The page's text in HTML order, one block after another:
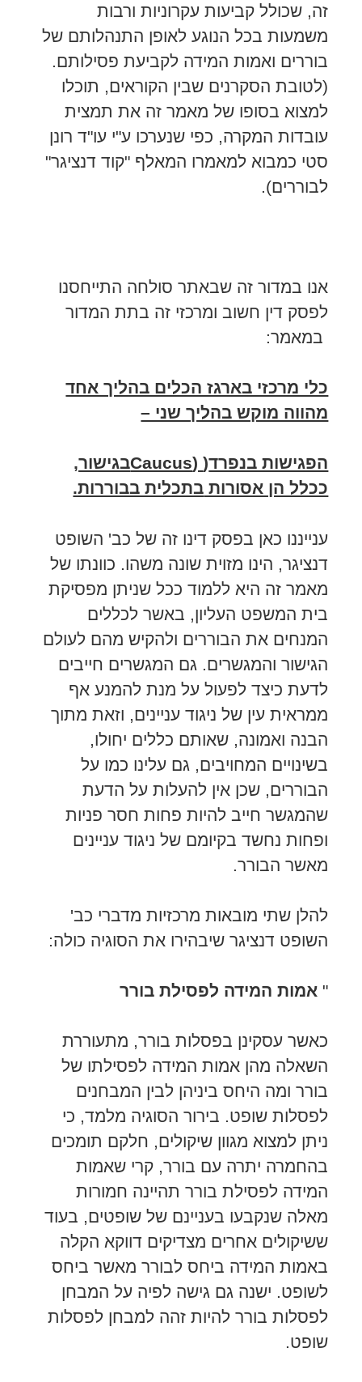
זה, שכולל קביעות עקרוניות ורבות
משמעות בכל הנוגע לאופן התנהלותם של
בוררים ואמות המידה לקביעת פסילותם.
(לטובת הסקרנים שבין הקוראים, תוכלו
למצוא בסופו של מאמר זה את תמצית
עובדות המקרה, כפי שנערכו ע"י עו"ד רונן
סטי כמבוא למאמרו המאלף "קוד דנציגר"
לבוררים).
אנו במדור זה שבאתר סולחה התייחסנו
לפסק דין חשוב ומרכזי זה בתת המדור
במאמר:
כלי מרכזי בארגז הכלים בהליך אחד
מהווה מוקש בהליך שני –
הפגישות בנפרד(
(Caucusבגישור,
ככלל הן אסורות בתכלית בבוררות.
ענייננו כאן בפסק דינו זה של כב' השופט
דנציגר, הינו מזוית שונה משהו. כוונתו של
מאמר זה היא ללמוד ככל שניתן מפסיקת
בית המשפט העליון, באשר לכללים
המנחים את הבוררים ולהקיש מהם לעולם
הגישור והמגשרים. גם המגשרים חייבים
לדעת כיצד לפעול על מנת להמנע אף
ממראית עין של ניגוד עניינים, וזאת מתוך
הבנה ואמונה, שאותם כללים יחולו,
בשינויים המחויבים, גם עלינו כמו על
הבוררים, שכן אין להעלות על הדעת
שהמגשר חייב להיות פחות חסר פניות
ופחות נחשד בקיומם של ניגוד עניינים
מאשר הבורר.
להלן שתי מובאות מרכזיות מדברי כב'
השופט דנציגר שיבהירו את הסוגיה כולה:
" אמות המידה לפסילת בורר
כאשר עסקינן בפסלות בורר, מתעוררת
השאלה מהן אמות המידה לפסילתו של
בורר ומה היחס ביניהן לבין המבחנים
לפסלות שופט. בירור הסוגיה מלמד, כי
ניתן למצוא מגוון שיקולים, חלקם תומכים
בהחמרה יתרה עם בורר, קרי שאמות
המידה לפסילת בורר תהיינה חמורות
מאלה שנקבעו בעניינם של שופטים, בעוד
ששיקולים אחרים מצדיקים דווקא הקלה
באמות המידה ביחס לבורר מאשר ביחס
לשופט. ישנה גם גישה לפיה על המבחן
לפסלות בורר להיות זהה למבחן לפסלות
שופט.